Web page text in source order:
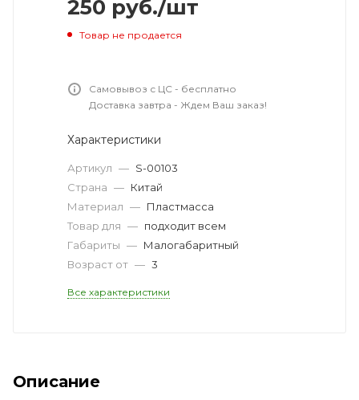
250 руб./шт
Товар не продается
Самовывоз с ЦС - бесплатно
Доставка завтра - Ждем Ваш заказ!
Характеристики
Артикул — S-00103
Страна — Китай
Материал — Пластмасса
Товар для — подходит всем
Габариты — Малогабаритный
Возраст от — 3
Все характеристики
Описание